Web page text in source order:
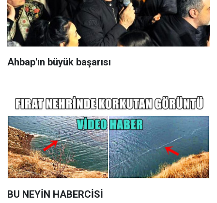
Ahbap'ın büyük başarısı
BU NEYİN HABERCİSİ